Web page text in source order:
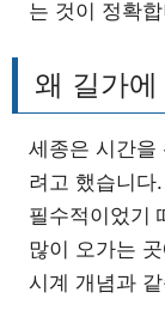
는 것이 정확
왜 길가
세종은 시간을
려고 했습니다
필수적이었기
많이 오가는
시계 개념과